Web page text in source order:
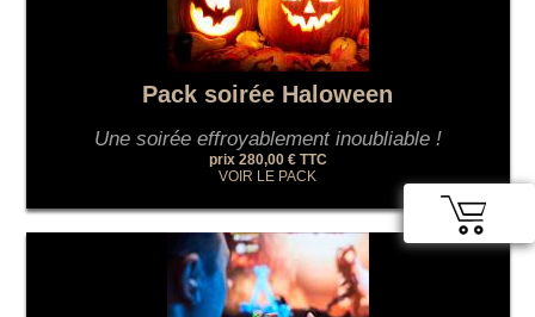
Pack soirée Haloween
Une soirée effroyablement inoubliable !
prix 280,00 € TTC
VOIR LE PACK